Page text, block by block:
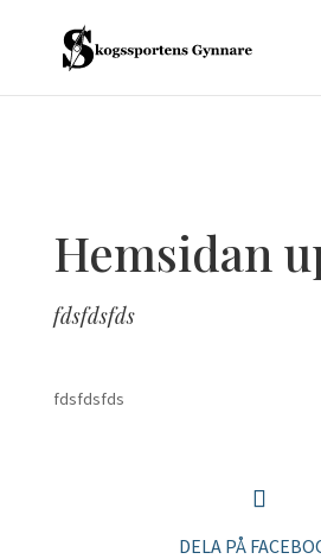
Hemsidan
fdsfdsfds
fdsfdsfds
DELA PÅ